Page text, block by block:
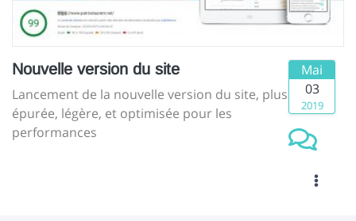
Nouvelle version du site
Lancement de la nouvelle version du site, plus
épurée, légère, et optimisée pour les
performances
Mai
03
2019